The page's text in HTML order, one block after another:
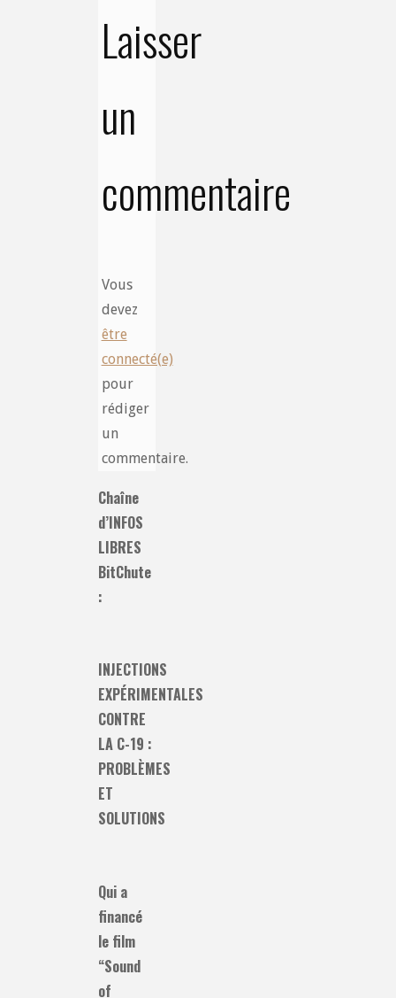
Laisser
un
commentaire
Vous
devez
être
connecté(e)
pour
rédiger
un
commentaire.
Chaîne
d’INFOS
LIBRES
BitChute
:
INJECTIONS
EXPÉRIMENTALES
CONTRE
LA C-19 :
PROBLÈMES
ET
SOLUTIONS
Qui a
financé
le film
“Sound
of